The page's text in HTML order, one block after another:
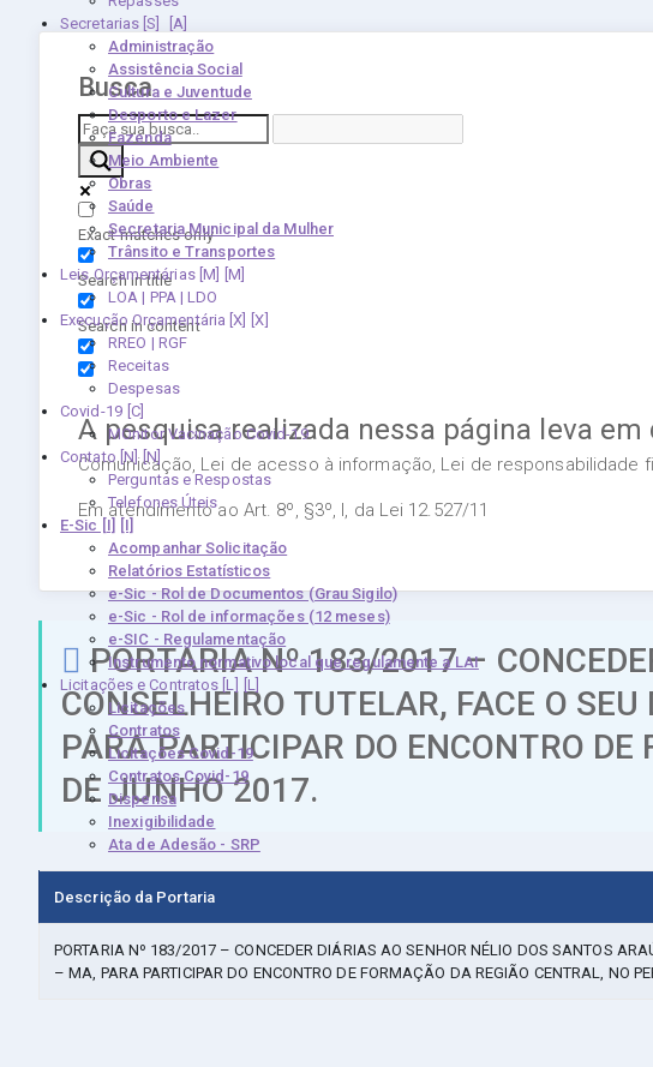
Secretarias [S]
Administração
Assistência Social
Cultura e Juventude
Desporto e Lazer
Fazenda
Meio Ambiente
Obras
Saúde
Secretaria Municipal da Mulher
Trânsito e Transportes
Leis Orçamentárias [M]
LOA | PPA | LDO
Execução Orçamentária [X]
RREO | RGF
Receitas
Despesas
Covid-19
MOnitor Vacinação Covid-19
Contato [N]
Perguntas e Respostas
Telefones Úteis
E-Sic [I]
Acompanhar Solicitação
Relatórios Estatísticos
e-Sic - Rol de Documentos (Grau Sigilo)
e-Sic - Rol de informações (12 meses)
e-SIC - Regulamentação
Instrumento normativo local que regulamente a LAI
Licitações e Contratos [L]
Licitações
Contratos
Licitações Covid-19
Contratos Covid-19
Dispensa
Inexigibilidade
Ata de Adesão - SRP
Busca
Exact matches only
Search in title
Search in content
A pesquisa realizada nessa página leva
Comunicação, Lei de acesso à informação, Lei de responsabilidade
Em atendimento ao Art. 8º, §3º, I, da Lei 12.527/11
PORTARIA Nº 183/2017 –
CONSELHEIRO TUTELAR, FACE O
PARA PARTICIPAR DO ENCONTRO
DE JUNHO 2017.
Descrição da Portaria
PORTARIA Nº 183/2017 – CONCEDER DIÁRIAS AO SENHOR NÉLIO DOS SANTOS
– MA, PARA PARTICIPAR DO ENCONTRO DE FORMAÇÃO DA REGIÃO CENTRAL, NO